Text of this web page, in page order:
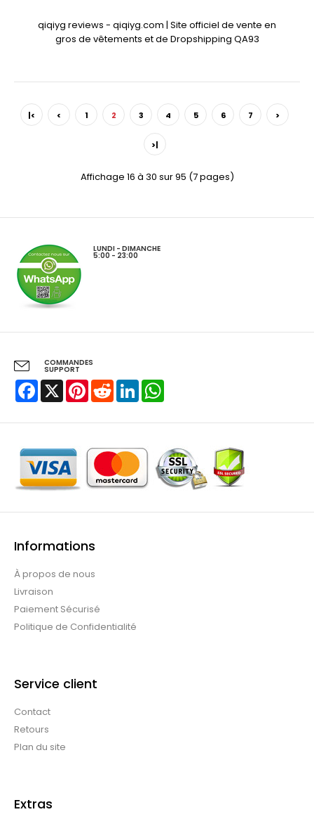
qiqiyg reviews - qiqiyg.com | Site officiel de vente en
gros de vêtements et de Dropshipping QA93
|< < 1 2 3 4 5 6 7 >
>|
Affichage 16 à 30 sur 95 (7 pages)
LUNDI - DIMANCHE
5:00 - 23:00
COMMANDES
SUPPORT
Facebook
X PinterestRedditLinkedIn
Informations
À propos de nous
Livraison
Paiement Sécurisé
Politique de Confidentialité
Service client
Contact
Retours
Plan du site
Extras